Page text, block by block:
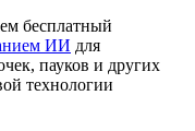
бесплатный
ИИ для
пауков и других
технологии